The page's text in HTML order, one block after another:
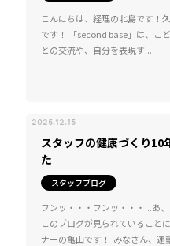
こんにちは、経理の北島です！
です！ 「second base」は、こ
との交流や、自分を表現す...
2025.12.15
スタッフの健康づくり10
た
スタッフブログ
フンッ・・・フンッ・・・...あ
このブログが見られていること
ナーの亀山です！ みなさん、運